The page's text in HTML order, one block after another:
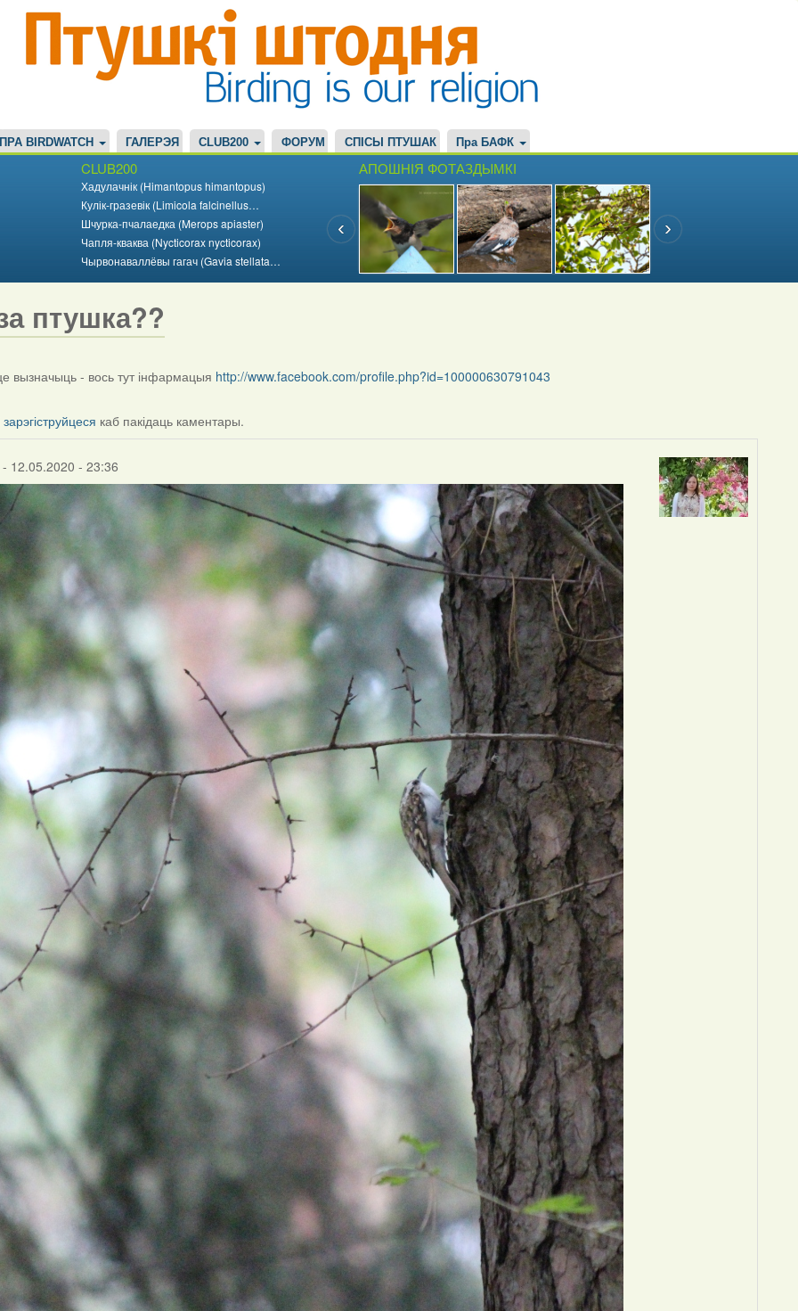
ПРА BIRDWATCH ГАЛЕРЭЯ CLUB200 ФОРУМ СПІСЫ ПТУШАК Пра БАФК
CLUB200
Хадулачнік (Himantopus himantopus)
Кулік-гразевік (Limicola falcinellus…
Шчурка-пчалаедка (Merops apiaster)
Чапля-кваква (Nycticorax nycticorax)
Чырвонаваллёвы гагач (Gavia stellata…
АПОШНІЯ ФОТАЗДЫМКІ
птушка??
вызначыць - вось тут інфармацыя http://www.facebook.com/profile.php?id=100000630791043
зарэгіструйцеся каб пакідаць каментары.
- 12.05.2020 - 23:36